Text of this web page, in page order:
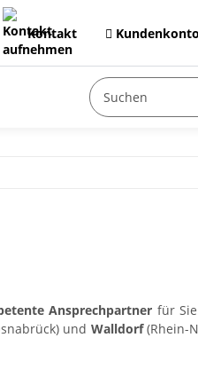
Kontakt Kundenkonto
Ansprechpartner für
und Walldorf(Rhein-